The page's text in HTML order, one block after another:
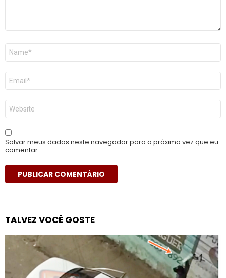
Nome
E-
mail
*
Site
Salvar meus dados neste navegador para a próxima vez que eu
comentar.
TALVEZ VOCÊ GOSTE